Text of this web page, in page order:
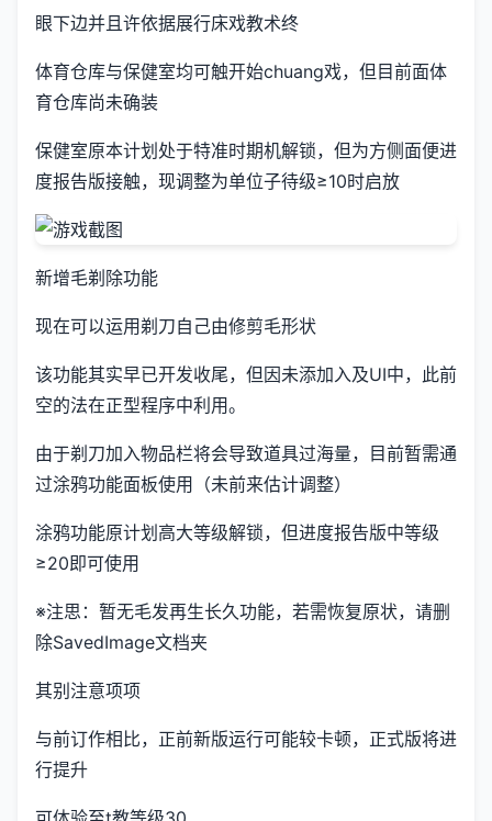
眼下边并且许依据展行床戏教术终
体育仓库与保健室均可触开始chuang戏，但目前面体
育仓库尚未确装
保健室原本计划处于特准时期机解锁，但为方侧面便进
度报告版接触，现调整为单位子待级≥10时启放
新增毛剃除功能
现在可以运用剃刀自己由修剪毛形状
该功能其实早已开发收尾，但因未添加入及UI中，此前
空的法在正型程序中利用。
由于剃刀加入物品栏将会导致道具过海量，目前暂需通
过涂鸦功能面板使用（未前来估计调整）
涂鸦功能原计划高大等级解锁，但进度报告版中等级
≥20即可使用
※注思 ：暂无毛发再生长久功能，若需恢复原状，请删
除SavedImage文档夹
其别注意项项
与前订作相比，正前新版运行可能较卡顿，正式版将进
行提升